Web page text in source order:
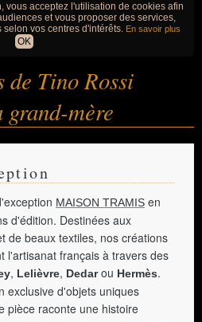
vous acceptez l'utilisation de cookies afin
et vous proposer des services,
vos centres d'intérêts. En savoir plus
OK
de Tino Rossi
grand-mère
MAISON TRAMIS en
d'édition. Destinées aux
de beaux textiles, nos créations
l'artisanat français à travers des
, Lelièvre, Dedarou Hermès.
exclusive d'objets uniques
pièce raconte une histoire